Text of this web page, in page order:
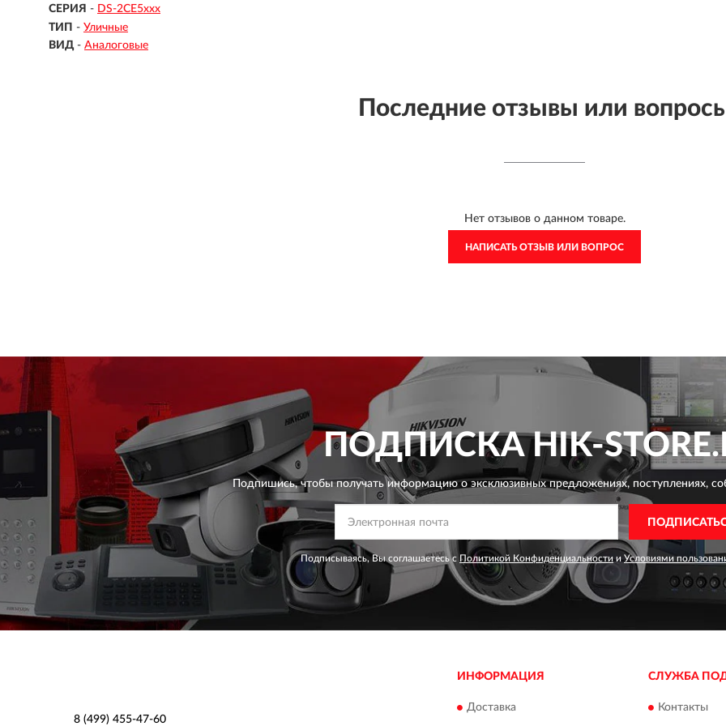
СЕРИЯ - DS-2CE5ххх
ТИП - Уличные
ВИД - Аналоговые
Последние отзывы или
Нет отзывов о данном товаре.
НАПИСАТЬ ОТЗЫВ ИЛИ ВОПРОС
ПОДПИСКАHIK-
Подпишись, чтобы получать информацию о эксклюзивных предложениях,поступлениях,
Подписываясь, Вы соглашаетесь с Политикой Конфиденциальности иУсловиями
8 (499) 455-47-60
ИНФОРМАЦИЯ
Доставка
СЛУЖБА
Контакты